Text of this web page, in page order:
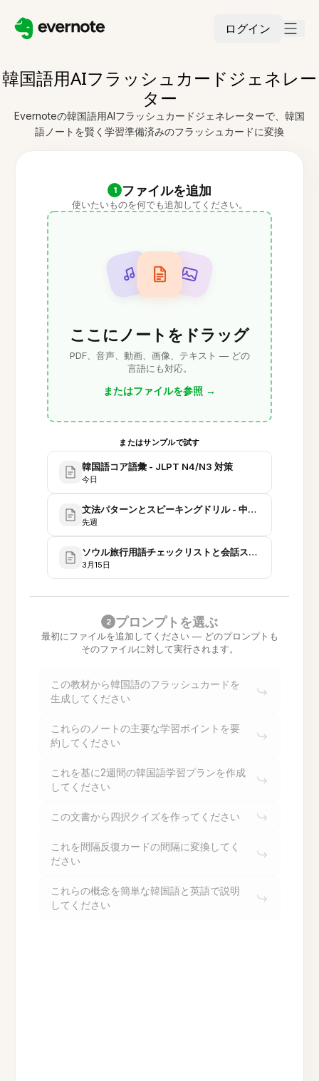
ログイン
韓国語用AIフラッシュカードジェネレー
ター
Evernoteの韓国語用AIフラッシュカードジェネレーターで、韓国
語ノートを賢く学習準備済みのフラッシュカードに変換
1 ファイルを追加
使いたいものを何でも追加してください。
ここにノートをドラッグ
PDF、音声、動画、画像、テキスト — どの
言語にも対応。
またはファイルを参照 →
またはサンプルで試す
韓国語コア語彙 - JLPT N4/N3 対策
今日
文法パターンとスピーキングドリル - 中級韓国語
先週
ソウル旅行用語チェックリストと会話スクリプト
3月15日
2 プロンプトを選ぶ
最初にファイルを追加してください — どのプロンプトも
そのファイルに対して実行されます。
この教材から韓国語のフラッシュカードを
生成してください
これらのノートの主要な学習ポイントを要
約してください
これを基に2週間の韓国語学習プランを作成
してください
この文書から四択クイズを作ってください
これを間隔反復カードの間隔に変換してく
ださい
これらの概念を簡単な韓国語と英語で説明
してください